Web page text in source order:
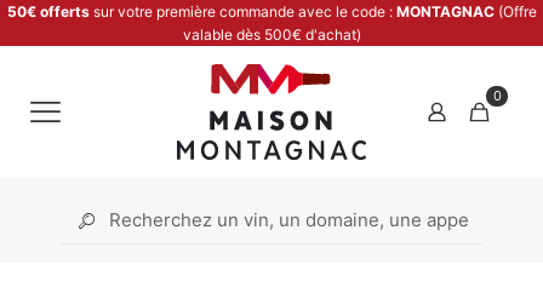
50€ offertssur votre première commande avec le code : MONTAGNAC (Offre
valable dès 500€ d'achat)
0